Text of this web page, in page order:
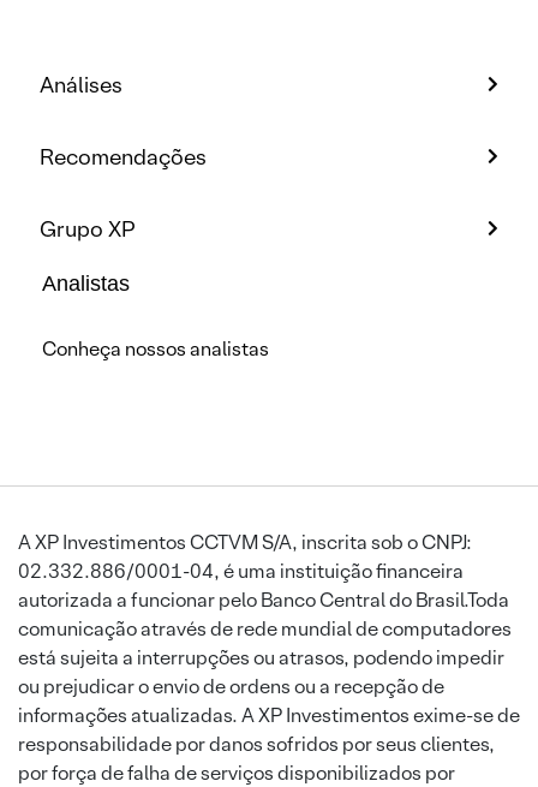
Análises
Recomendações
Grupo XP
Analistas
Conheça nossos analistas
A XP Investimentos CCTVM S/A, inscrita sob o CNPJ:
02.332.886/0001-04, é uma instituição financeira
autorizada a funcionar pelo Banco Central do Brasil.Toda
comunicação através de rede mundial de computadores
está sujeita a interrupções ou atrasos, podendo impedir
ou prejudicar o envio de ordens ou a recepção de
informações atualizadas. A XP Investimentos exime-se de
responsabilidade por danos sofridos por seus clientes,
por força de falha de serviços disponibilizados por